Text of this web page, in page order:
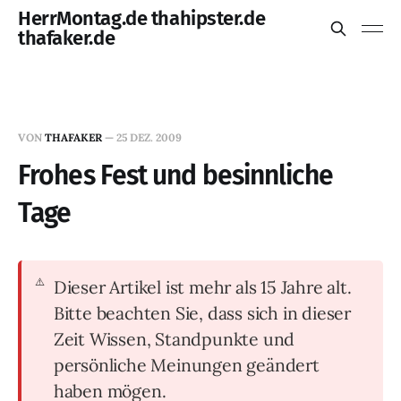
HerrMontag.de thahipster.de
thafaker.de
VON THAFAKER — 25 DEZ. 2009
Frohes Fest und besinnliche
Tage
Dieser Artikel ist mehr als 15 Jahre alt.
Bitte beachten Sie, dass sich in dieser
Zeit Wissen, Standpunkte und
persönliche Meinungen geändert
haben mögen.